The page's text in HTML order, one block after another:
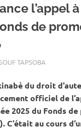
l’appel
de
TAPSOBA
du droit
officiel de
2025 du Fonds
C’était au cours